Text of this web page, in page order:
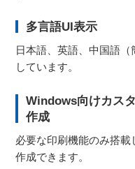
多言語UI表示
日本語、英語、中国語
しています。
Windows向けカス
作成
必要な印刷機能のみ搭
作成できます。